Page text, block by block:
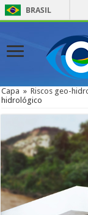
BRASIL
Capa » Riscos geo-
hidrológico